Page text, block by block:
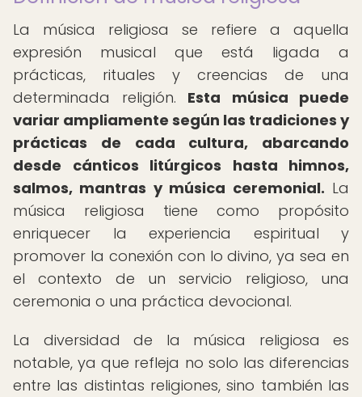
La música religiosa se refiere a aquella
expresión musical que está ligada a
prácticas, rituales y creencias de una
determinada religión. Esta música puede
variar ampliamente según las tradiciones y
prácticas de cada cultura, abarcando
desde cánticos litúrgicos hasta himnos,
salmos, mantras y música ceremonial. La
música religiosa tiene como propósito
enriquecer la experiencia espiritual y
promover la conexión con lo divino, ya sea en
el contexto de un servicio religioso, una
ceremonia o una práctica devocional.
La diversidad de la música religiosa es
notable, ya que refleja no solo las diferencias
entre las distintas religiones, sino también las